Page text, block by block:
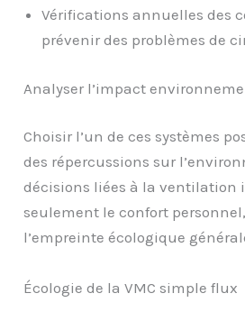
Vérifications annuelles des
prévenir des problèmes de
Analyser l’impact
Choisir l’un de ces systèmes
des répercussions sur
décisions liées à la ventilation
seulement le confort
l’empreinte écologique
Écologie de la VMC simple flux